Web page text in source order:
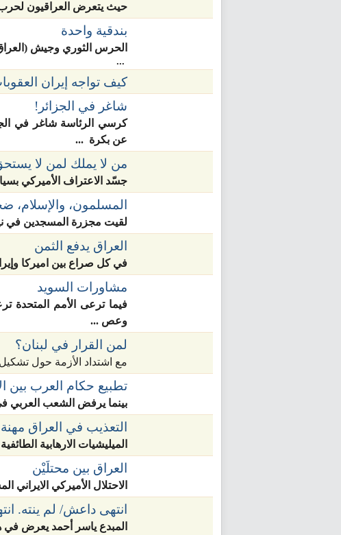
حيث يتعرض العراقيون لحرب
بندقية واحدة
الحرس الثوري وجيش
...
كيف تواجه إيران
شاغر في الجزائر!
كرسي الرئاسة شاغر في
عن بكرة ...
من لا يملك لمن لا
جسّد الاعتراف الأميركي
المسلمون، والإسلام،
لقيت مجزرة المسجدين في
العراق يدفع الثمن
في كل صراع بين اميركا
مشاورات السويد
فيما ترعى الأمم المتحدة
وعص ...
لمن القرار في لبنان؟
مع اشتداد الأزمة حول
تطبيع حكام العرب بين
بينما يرفض الشعب العربي
التعذيب في العراق مهنة
الميليشيات الارهابية
العراق بين محتلَيْن
الاحتلال الأميركي الايراني
انتهى داعش/ لم ينته.
المبدع ياسر أحمد يعرض في